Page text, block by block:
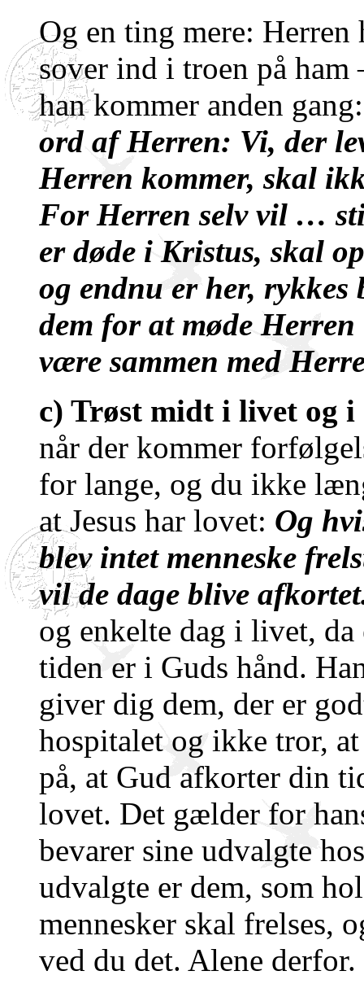
Og en ting mere:
sover ind i troen på ham
han kommer anden
ord af Herren: Vi, der
Herren kommer, skal
For Herren selv vil …
er døde i Kristus, skal
og endnu er her, rykkes
dem for at møde
være sammen med
c) Trøst midt i livet og
når der kommer
for lange, og du ikke
at Jesus har lovet: Og
blev intet menneske
vil de dage blive
og enkelte dag i livet,
tiden er i Guds hånd.
giver dig dem, der er
hospitalet og ikke tror,
på, at Gud afkorter din
lovet. Det gælder for
bevarer sine udvalgte
udvalgte er dem, som
mennesker skal frelses,
ved du det. Alene